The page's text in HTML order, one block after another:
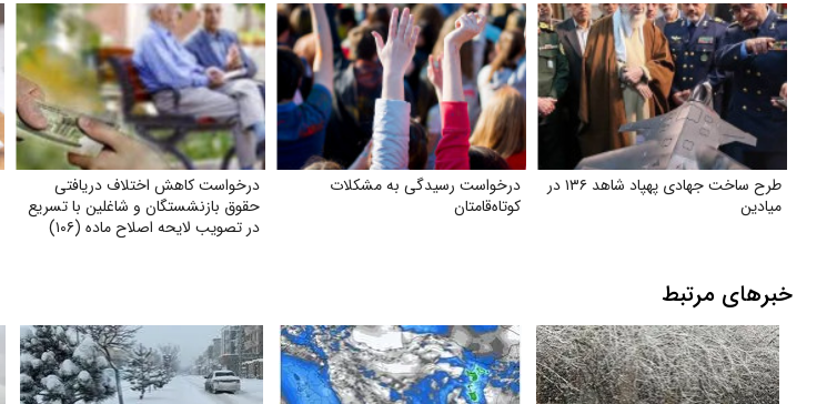
طرح ساخت جهادی پهپاد شاهد ۱۳۶ در
میادین
درخواست رسیدگی به مشکلات
کوتاه‌قامتان
درخواست کاهش اختلاف دریافتی
حقوق بازنشستگان و شاغلین با تسریع
در تصویب لایحه اصلاح ماده (۱۰۶)
خبرهای مرتبط